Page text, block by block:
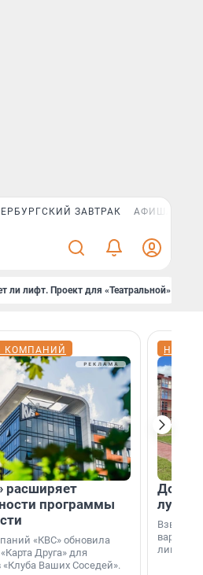
ЗАВТРАК АФИША PLUS
ли лифт. Проект для «Театральной»
КОМПАНИЙ
расширяет
программы
«КВС» обновила
Друга» для
«Клуба Ваших Соседей».
Дом
лучше
лишнего